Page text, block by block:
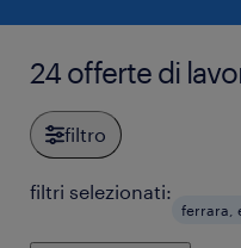
24 offerte di
filtro
filtri selezionati:
ferrara,